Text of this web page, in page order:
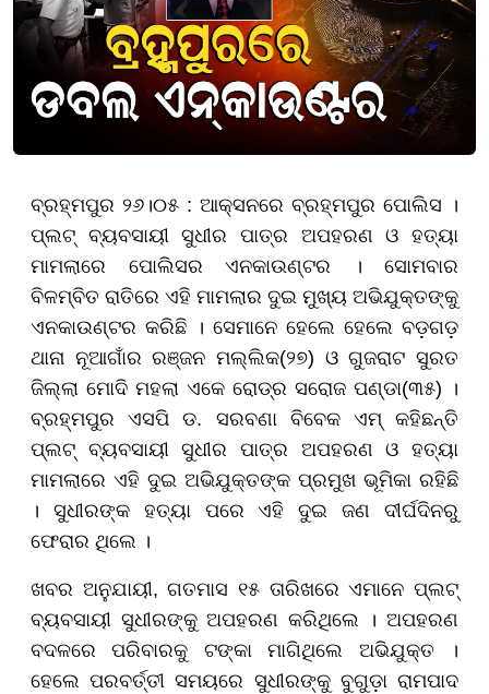
ବ୍ରହ୍ମପୁର ୨୬।୦୫ : ଆକ୍ସନରେ ବ୍ରହ୍ମପୁର ପୋଲିସ ।
ପ୍ଲଟ୍ ବ୍ୟବସାୟୀ ସୁଧୀର ପାତ୍ର ଅପହରଣ ଓ ହତ୍ୟା
ମାମଲାରେ ପୋଲିସର ଏନକାଉଣ୍ଟର । ସୋମବାର
ବିଳମ୍ବିତ ରାତିରେ ଏହି ମାମଲାର ଦୁଇ ମୁଖ୍ୟ ଅଭିଯୁକ୍ତଙ୍କୁ
ଏନକାଉଣ୍ଟର କରିଛି । ସେମାନେ ହେଲେ ହେଲେ ବଡ଼ଗଡ଼
ଥାନା ନୂଆଗାଁର ରଞ୍ଜନ ମଲ୍ଲିକ(୨୭) ଓ ଗୁଜରାଟ ସୁରତ
ଜିଲ୍ଲା ମୋଦି ମହଲା ଏକେ ରୋଡ୍ର ସରୋଜ ପଣ୍ଡା(୩୫) ।
ବ୍ରହ୍ମପୁର ଏସପି ଡ. ସରବଣା ବିବେକ ଏମ୍ କହିଛନ୍ତି
ପ୍ଲଟ୍ ବ୍ୟବସାୟୀ ସୁଧୀର ପାତ୍ର ଅପହରଣ ଓ ହତ୍ୟା
ମାମଲାରେ ଏହି ଦୁଇ ଅଭିଯୁକ୍ତଙ୍କ ପ୍ରମୁଖ ଭୂମିକା ରହିଛି
। ସୁଧୀରଙ୍କ ହତ୍ୟା ପରେ ଏହି ଦୁଇ ଜଣ ଦୀର୍ଘଦିନରୁ
ଫେରାର ଥିଲେ ।
ଖବର ଅନୁଯାୟୀ, ଗତମାସ ୧୫ ତାରିଖରେ ଏମାନେ ପ୍ଲଟ୍
ବ୍ୟବସାୟୀ ସୁଧୀରଙ୍କୁ ଅପହରଣ କରିଥିଲେ । ଅପହରଣ
ବଦଳରେ ପରିବାରକୁ ଟଙ୍କା ମାଗିଥିଲେ ଅଭିଯୁକ୍ତ ।
ହେଲେ ପରବର୍ତ୍ତୀ ସମୟରେ ସୁଧୀରଙ୍କୁ ବୁଗୁଡ଼ା ରାମପାଦ